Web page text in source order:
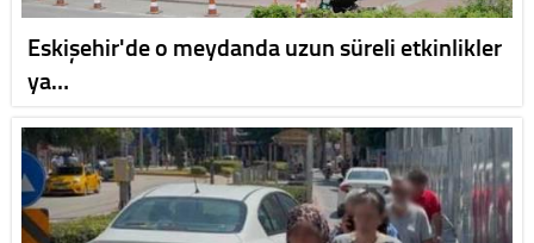
Eskişehir'de o meydanda uzun süreli etkinlikler
ya…